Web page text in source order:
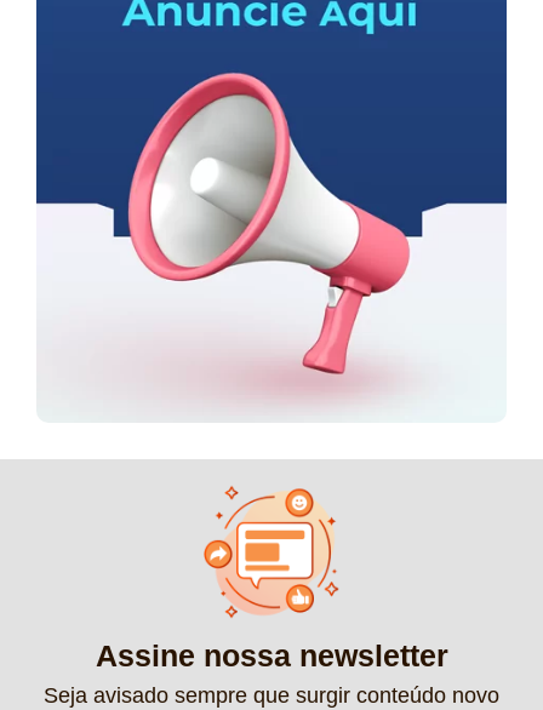
Assine nossa newsletter
Seja avisado sempre que surgir conteúdo novo